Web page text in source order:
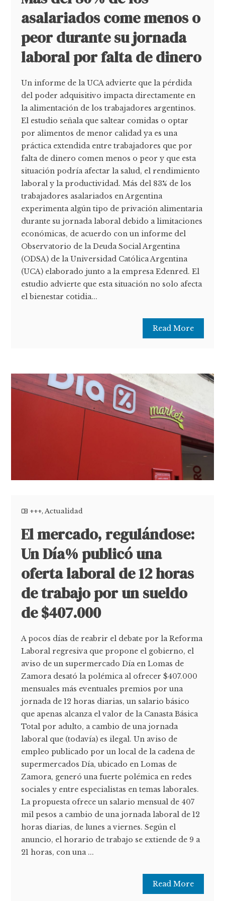
asalariados come menos o
peor durante su jornada
laboral por falta de dinero
Un informe de la UCA advierte que la pérdida
del poder adquisitivo impacta directamente en
la alimentación de los trabajadores argentinos.
El estudio señala que saltear comidas o optar
por alimentos de menor calidad ya es una
práctica extendida entre trabajadores que por
falta de dinero comen menos o peor y que esta
situación podría afectar la salud, el rendimiento
laboral y la productividad. Más del 83% de los
trabajadores asalariados en Argentina
experimenta algún tipo de privación alimentaria
durante su jornada laboral debido a limitaciones
económicas, de acuerdo con un informe del
Observatorio de la Deuda Social Argentina
(ODSA) de la Universidad Católica Argentina
(UCA) elaborado junto a la empresa Edenred. El
estudio advierte que esta situación no solo afecta
el bienestar cotidia...
Read More
+++,Actualidad
El mercado, regulándose:
Un Día% publicó una
oferta laboral de 12 horas
de trabajo por un sueldo
de $407.000
A pocos días de reabrir el debate por la Reforma
Laboral regresiva que propone el gobierno, el
aviso de un supermercado Día en Lomas de
Zamora desató la polémica al ofrecer $407.000
mensuales más eventuales premios por una
jornada de 12 horas diarias, un salario básico
que apenas alcanza el valor de la Canasta Básica
Total por adulto, a cambio de una jornada
laboral que (todavía) es ilegal. Un aviso de
empleo publicado por un local de la cadena de
supermercados Día, ubicado en Lomas de
Zamora, generó una fuerte polémica en redes
sociales y entre especialistas en temas laborales.
La propuesta ofrece un salario mensual de 407
mil pesos a cambio de una jornada laboral de 12
horas diarias, de lunes a viernes. Según el
anuncio, el horario de trabajo se extiende de 9 a
21 horas, con una ...
Read More